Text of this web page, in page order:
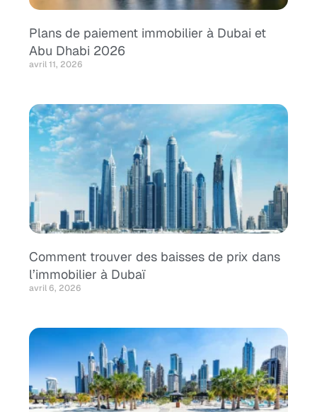
Plans de paiement immobilier à Dubai et
Abu Dhabi 2026
avril 11, 2026
Comment trouver des baisses de prix dans
l’immobilier à Dubaï
avril 6, 2026